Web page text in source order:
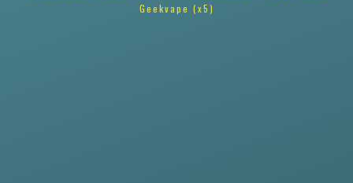
Geekvape (x5)